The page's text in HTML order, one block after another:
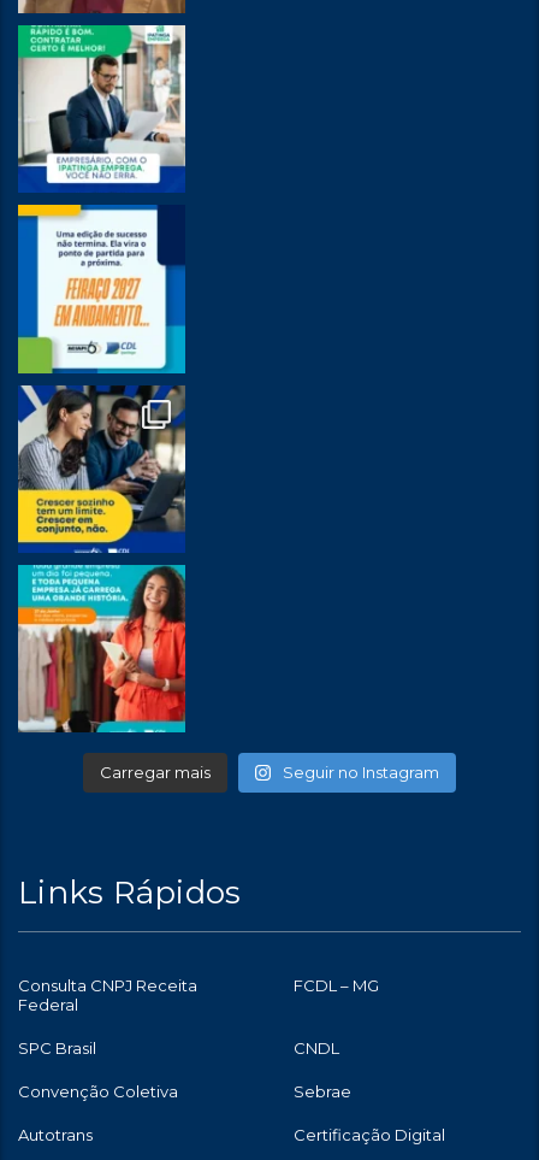
Carregar mais Seguir no Instagram
Links Rápidos
Consulta CNPJ Receita
Federal
FCDL – MG
SPC Brasil CNDL
Convenção Coletiva Sebrae
Autotrans Certificação Digital